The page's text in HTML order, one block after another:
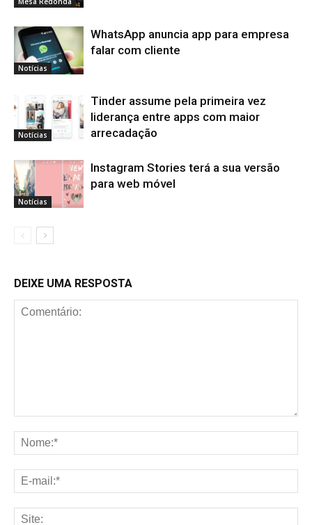
Notícias
WhatsApp anuncia app para empresa
falar com cliente
Notícias
Tinder assume pela primeira vez
liderança entre apps com maior
arrecadação
Notícias
Instagram Stories terá a sua versão
para web móvel
DEIXE UMA RESPOSTA